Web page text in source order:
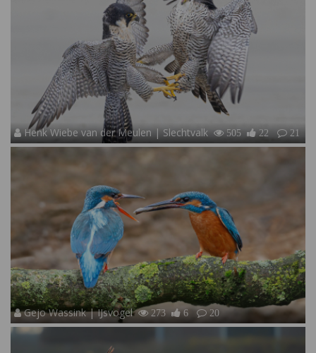
Henk Wiebe van der Meulen | Slechtvalk 505 22 21
Gejo Wassink | IJsvogel 273 6 20